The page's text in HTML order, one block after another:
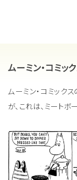
ムーミン・コミッ
ムーミン・コミック
が、これは、ミートボ